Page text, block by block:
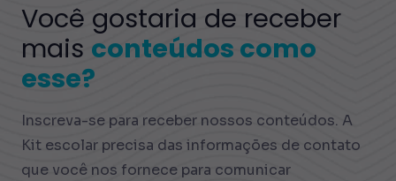
Você gostaria de receber
mais conteúdos como
esse?
Inscreva-se para receber nossos conteúdos. A
Kit escolar precisa das informações de contato
que você nos fornece para comunicar